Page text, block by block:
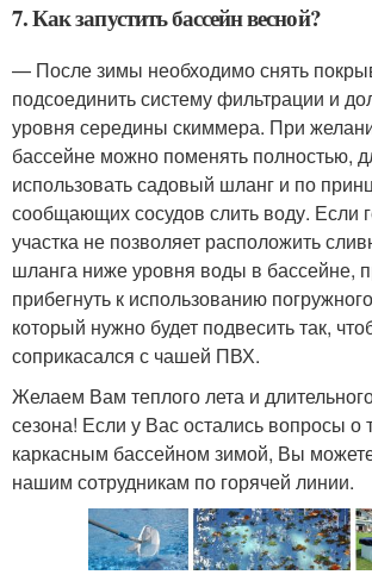
7. Как запустить бассейн весной?
— После зимы необходимо снять
подсоединить систему фильтрации и
уровня середины скиммера. При
бассейне можно поменять полностью,
использовать садовый шланг и по
сообщающих сосудов слить воду. Если
участка не позволяет расположить
шланга ниже уровня воды в бассейне,
прибегнуть к использованию
который нужно будет подвесить так,
соприкасался с чашей ПВХ.
Желаем Вам теплого лета и
сезона! Если у Вас остались вопросы о
каркасным бассейном зимой, Вы
нашим сотрудникам по горячей линии.